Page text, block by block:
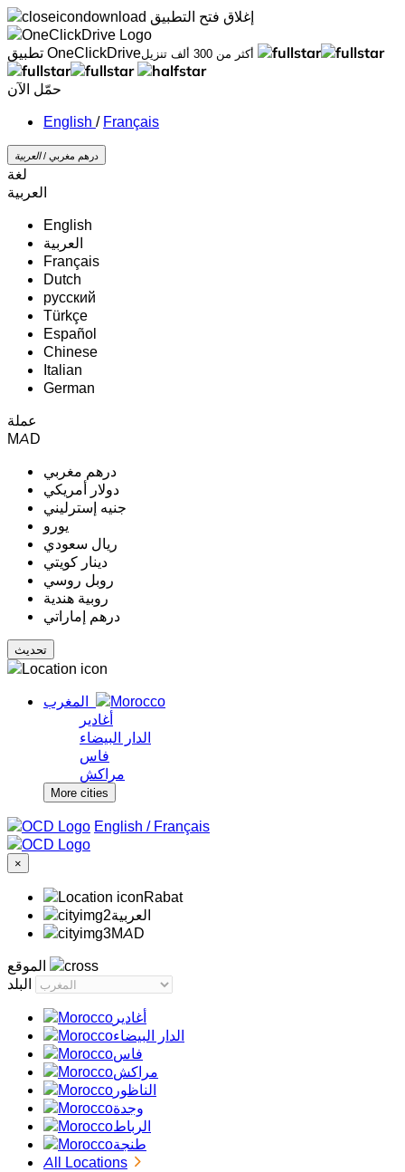
إغلاق فتح التطبيق
تطبيق OneClickDrive
أكثر من 300 ألف تنزيل
حمّل الآن
/ Français
درهم مغربي /‏العربية‏
لغة
‏العربية‏
English
‏العربية‏
Français
Dutch
русский
Türkçe
Español
Chinese
Italian
German
عملة
MAD
درهم مغربي
دولار أمريكي
جنيه إسترليني
يورو
ريال سعودي
دينار كويتي
روبل روسي
روبية هندية
درهم إماراتي
المغرب
أغادير
الدار البيضاء
فاس
مراكش
More cities
/ Français
×
Rabat
‏العربية‏
MAD
أغادير
الدار البيضاء
فاس
مراكش
الناظور
وجدة
الرباط
طنجة
All Locations